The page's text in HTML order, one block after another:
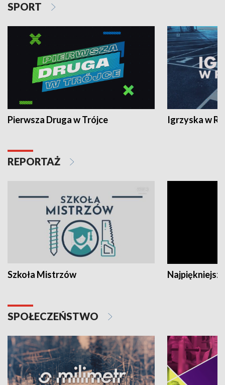
SPORT
Pierwsza Druga w Trójce Igrzyska w
REPORTAŻ
Szkoła Mistrzów
SPOŁECZEŃSTWO